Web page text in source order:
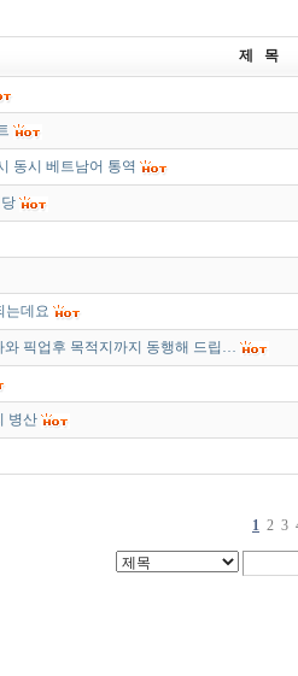
제 목
동시 베트남어 통역
는데요
와 픽업후 목적지까지 동행해 드립…
병산
1 2 3